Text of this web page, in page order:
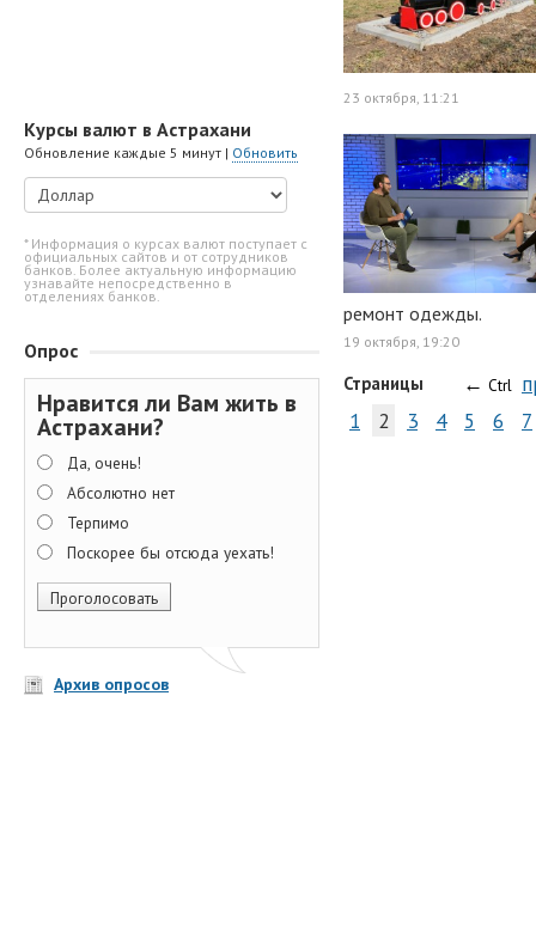
Курсы валют в Астрахани
Обновление каждые 5 минут | Обновить
* Информация о курсах валют поступает с
официальных сайтов и от сотрудников
банков. Более актуальную информацию
узнавайте непосредственно в
отделениях банков.
Опрос
Нравится ли Вам жить в
Астрахани?
Да, очень!
Абсолютно нет
Терпимо
Поскорее бы отсюда уехать!
Архив опросов
23 октября, 11:21
ремонт одежды.
19 октября, 19:20
Страницы ← Ctrl
1
2 3 4 5 6 7